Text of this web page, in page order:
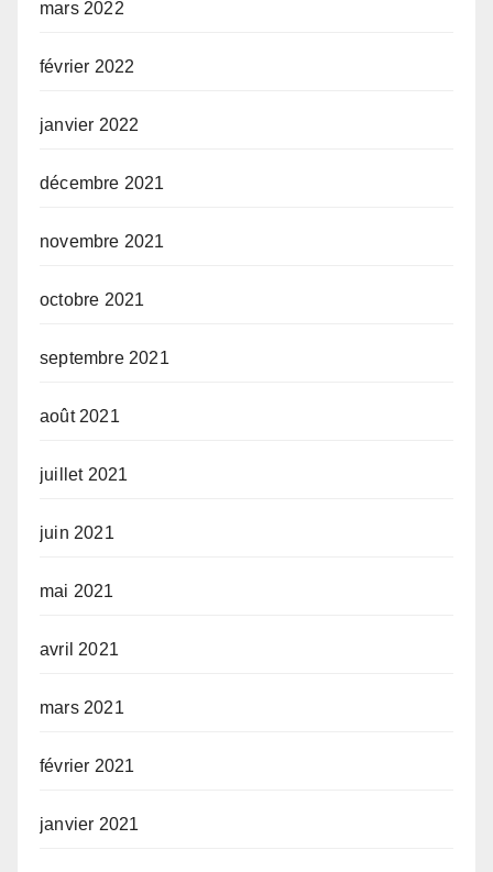
mars 2022
février 2022
janvier 2022
décembre 2021
novembre 2021
octobre 2021
septembre 2021
août 2021
juillet 2021
juin 2021
mai 2021
avril 2021
mars 2021
février 2021
janvier 2021